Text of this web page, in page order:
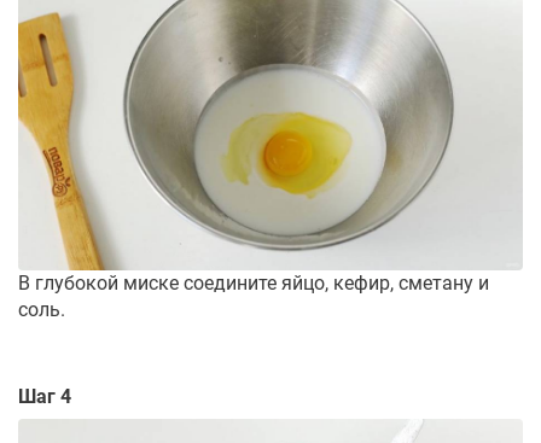
В глубокой миске соедините яйцо, кефир, сметану и
соль.
Шаг 4